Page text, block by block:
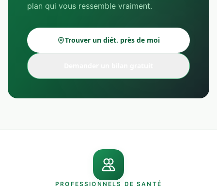
plan qui vous ressemble vraiment.
Trouver un diét. près de moi
PROFESSIONNELS DE SANTÉ